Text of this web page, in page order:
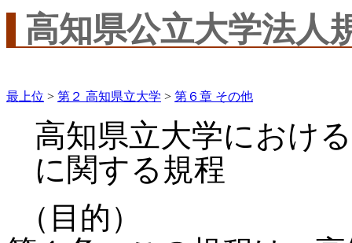
高知県公立大学法人
最上位 > 第２ 高知県立大学 > 第６章 その他
高知県立大学におけ
に関する規程
（目的）